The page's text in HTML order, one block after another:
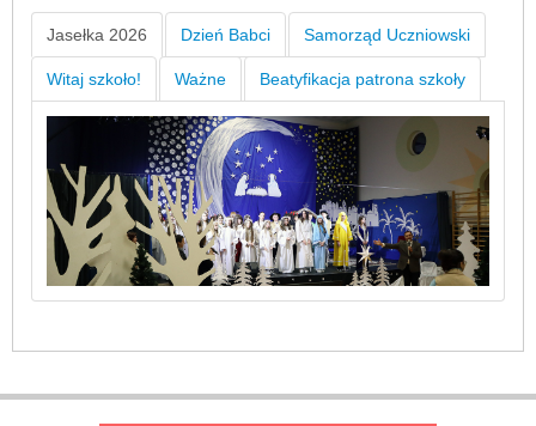
Jasełka 2026 Dzień Babci Samorząd Uczniowski
Witaj szkoło! Ważne Beatyfikacja patrona szkoły